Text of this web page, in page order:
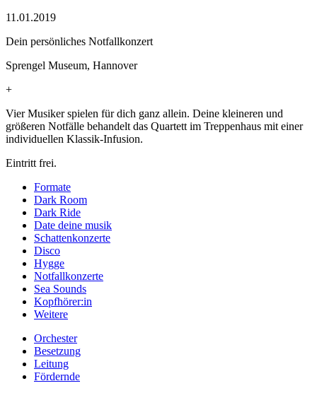
11.01.2019
Dein persönliches Notfallkonzert
Sprengel Museum, Hannover
+
Vier Musiker spielen für dich ganz allein. Deine kleineren und
größeren Notfälle behandelt das Quartett im Treppenhaus mit einer
individuellen Klassik-Infusion.
Eintritt frei.
Formate
Dark Room
Dark Ride
Date deine musik
Schattenkonzerte
Disco
Hygge
Notfallkonzerte
Sea Sounds
Kopfhörer:in
Weitere
Orchester
Besetzung
Leitung
Fördernde